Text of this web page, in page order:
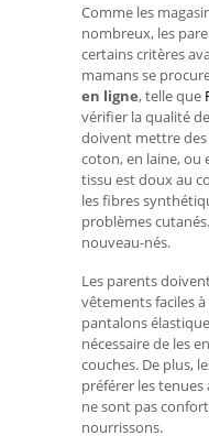
Comme les
nombreux, les
certains critères
mamans se
en ligne, telle que
vérifier la qualité
doivent mettre
coton, en laine, ou
tissu est doux au
les fibres
problèmes
nouveau-nés.
Les parents
vêtements faciles
pantalons
nécessaire de les
couches. De plus,
préférer les
ne sont pas
nourrissons.